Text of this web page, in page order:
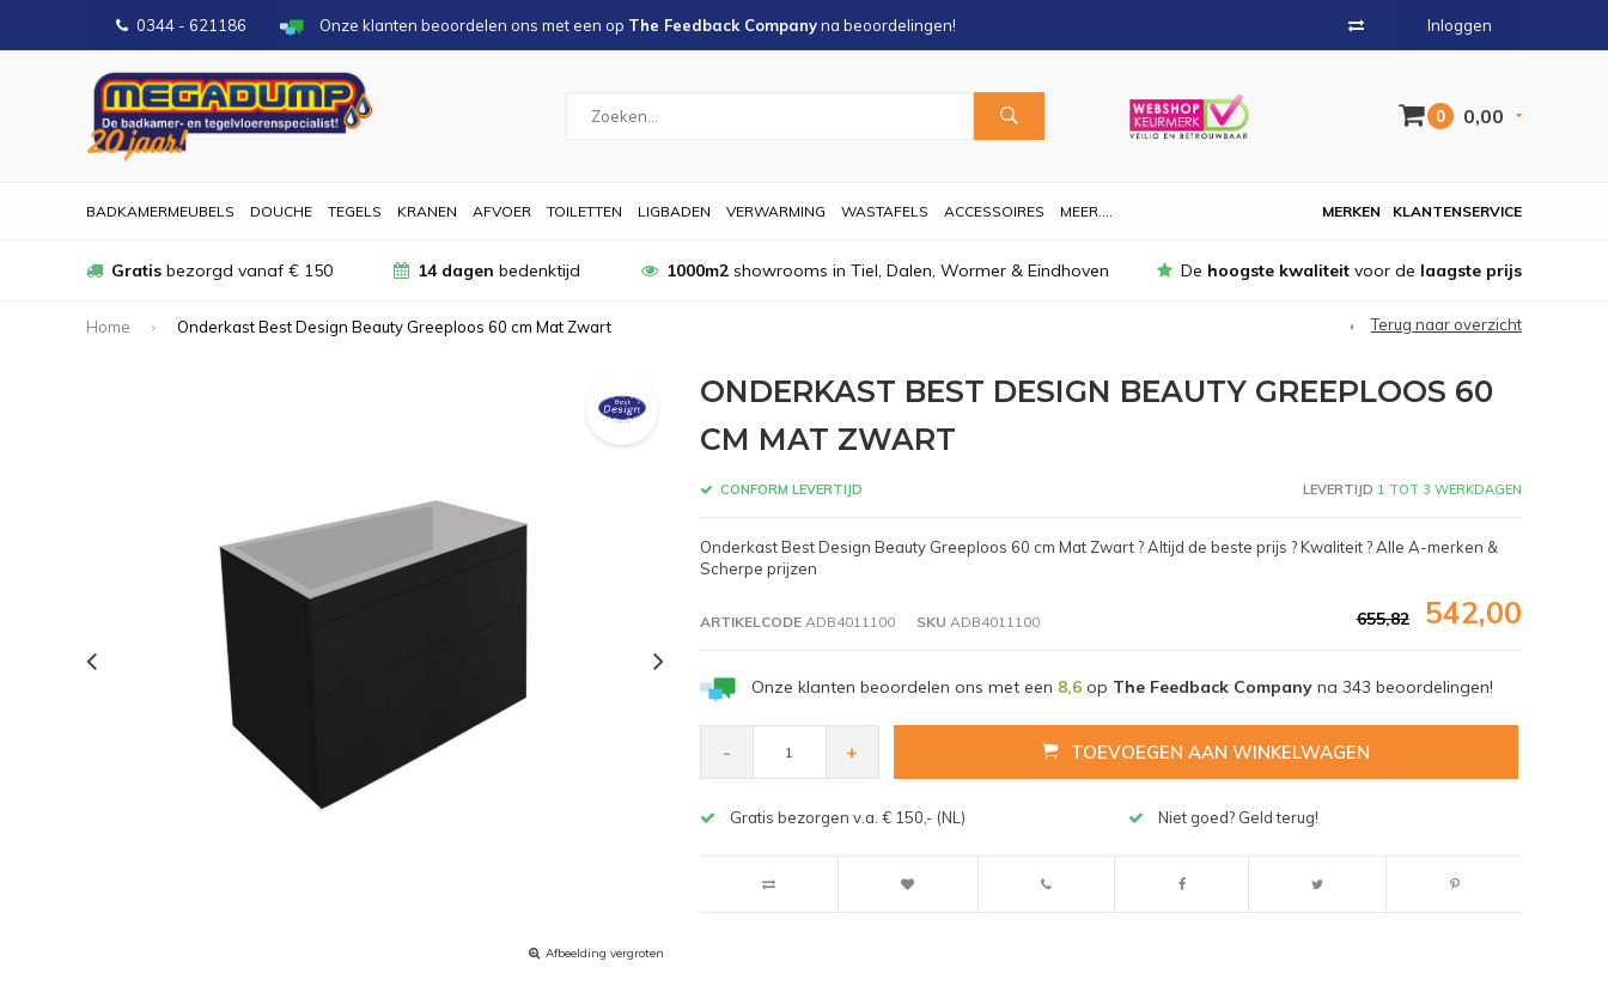
0344 - 621186 Onze klanten beoordelen ons met een op The Feedback Companyna beoordelingen! Inloggen
0 0,00
BADKAMERMEUBELS DOUCHE TEGELS KRANEN AFVOER TOILETTEN LIGBADEN VERWARMING WASTAFELS ACCESSOIRES MEER.... KLANTENSERVICE
MERKEN
Gratis bezorgd vanaf € 150 14 dagen bedenktijd 1000m2showrooms in Tiel, Dalen, Wormer & Eindhoven De hoogste kwaliteit voor de laagste prijs
Home Onderkast Best Design Beauty Greeploos 60 cm Mat Zwart Terug naar overzicht
Afbeelding vergroten
ONDERKAST BEST DESIGN BEAUTY GREEPLOOS 60
CM MAT ZWART
CONFORM LEVERTIJD LEVERTIJD 1 TOT 3 WERKDAGEN
Onderkast Best Design Beauty Greeploos 60 cm Mat Zwart ? Altijd de beste prijs ? Kwaliteit ? Alle A-merken &
Scherpe prijzen
ARTIKELCODEADB4011100 SKU ADB4011100 655,82 542,00
Onze klanten beoordelen ons met een 8,6op The Feedback Companyna 343 beoordelingen!
- + TOEVOEGEN AAN WINKELWAGEN
Gratis bezorgen v.a. € 150,- (NL) Niet goed? Geld terug!